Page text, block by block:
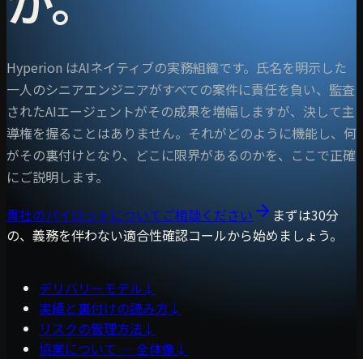
Hyperion はAIネイティブの実務組織です。氏名を明示した
一人のシニアエンジニアがすべての案件に責任を負い、監査
されたAIエージェントがその成果を増幅しますが、決して主
導権を握ることはありません。それがどのように機能し、何
がその裏付けとなり、どこに限界があるのかを、ここで正確
にご説明します。
貴社のパイロットについてご相談ください
まずは30分
の、義務を伴わない適合性確認コールから始めましょう。
デリバリーモデル ↓
実績と裏付けの読み方↓
リスクの管理方法 ↓
協業について — 全体像 ↓